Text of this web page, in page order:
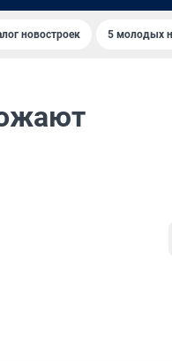
новостроек 5 молодых